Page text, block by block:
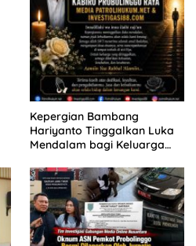
Kepergian Bambang
Hariyanto Tinggalkan Luka
Mendalam bagi Keluarga